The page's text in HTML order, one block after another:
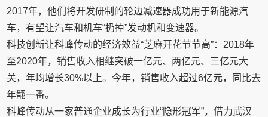
2017年，他们将开发研制的轮边减速器成功用于新能源汽
车，有望让汽车和机车“扔掉”发动机和变速器。
科技创新让科峰传动的经济效益“芝麻开花节节高”：2018年
至2020年，销售收入相继突破一亿元、两亿元、三亿元大
关，年均增长30%以上。今年，销售收入超过6亿元，同比去
年翻一番。
科峰传动从一家普通企业成长为行业“隐形冠军”，借力武汉